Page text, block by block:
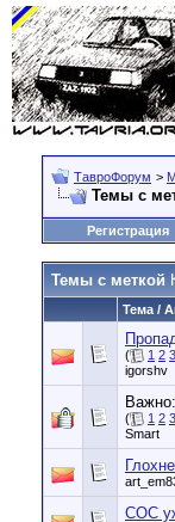
ТавроФорум >
Темы с
Регистрация
Темы с меткой
Тема /
( 1 2 3
igorshv
Важно:
( 1 2 3
Smart
СОС